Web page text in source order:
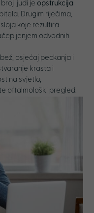
ljudi je opstrukcija
Drugim riječima,
koje rezultira
odvodnih
osjećaj peckanja i
krasta i
na svjetlo,
oftalmološki pregled.